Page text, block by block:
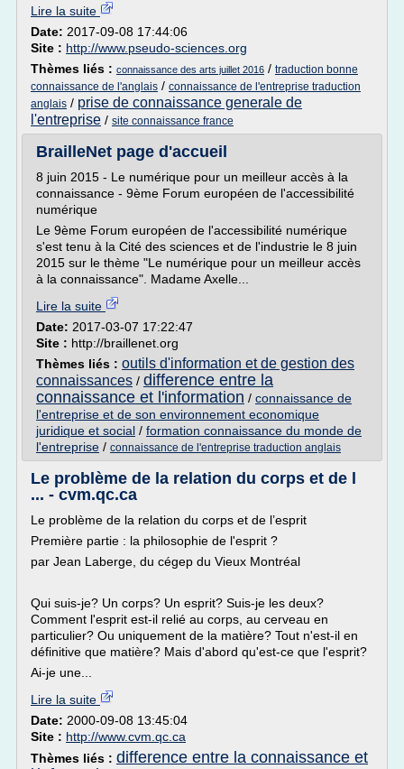
Lire la suite
Date: 2017-09-08 17:44:06
Site : http://www.pseudo-sciences.org
Thèmes liés : connaissance des arts juillet 2016 / traduction bonne
connaissance de l'anglais / connaissance de l'entreprise traduction
anglais / prise de connaissance generale de
l'entreprise / site connaissance france
BrailleNet page d'accueil
8 juin 2015 - Le numérique pour un meilleur accès à la
connaissance - 9ème Forum européen de l'accessibilité
numérique
Le 9ème Forum européen de l'accessibilité numérique
s'est tenu à la Cité des sciences et de l'industrie le 8 juin
2015 sur le thème "Le numérique pour un meilleur accès
à la connaissance". Madame Axelle...
Lire la suite
Date: 2017-03-07 17:22:47
Site : http://braillenet.org
Thèmes liés : outils d'information et de gestion des
connaissances / difference entre la
connaissance et l'information / connaissance de
l'entreprise et de son environnement economique
juridique et social / formation connaissance du monde de
l'entreprise / connaissance de l'entreprise traduction anglais
Le problème de la relation du corps et de l
... - cvm.qc.ca
Le problème de la relation du corps et de l’esprit
Première partie : la philosophie de l'esprit ?
par Jean Laberge, du cégep du Vieux Montréal
Qui suis-je? Un corps? Un esprit? Suis-je les deux?
Comment l'esprit est-il relié au corps, au cerveau en
particulier? Ou uniquement de la matière? Tout n'est-il en
définitive que matière? Mais d'abord qu'est-ce que l'esprit?
Ai-je une...
Lire la suite
Date: 2000-09-08 13:45:04
Site : http://www.cvm.qc.ca
Thèmes liés : difference entre la connaissance et